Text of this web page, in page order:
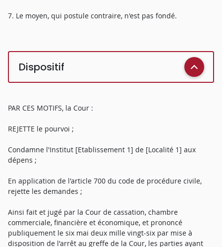
7. Le moyen, qui postule contraire, n'est pas fondé.
Dispositif
PAR CES MOTIFS, la Cour :
REJETTE le pourvoi ;
Condamne l'Institut [Etablissement 1] de [Localité 1] aux
dépens ;
En application de l'article 700 du code de procédure civile,
rejette les demandes ;
Ainsi fait et jugé par la Cour de cassation, chambre
commerciale, financière et économique, et prononcé
publiquement le six mai deux mille vingt-six par mise à
disposition de l'arrêt au greffe de la Cour, les parties ayant